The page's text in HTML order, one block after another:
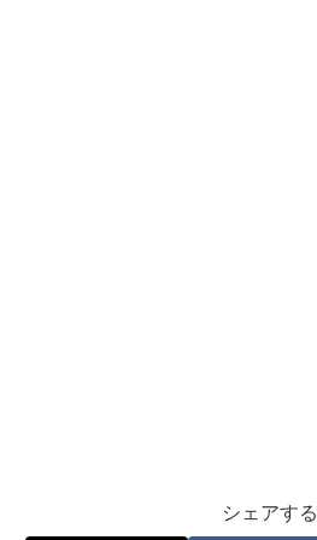
シェアする